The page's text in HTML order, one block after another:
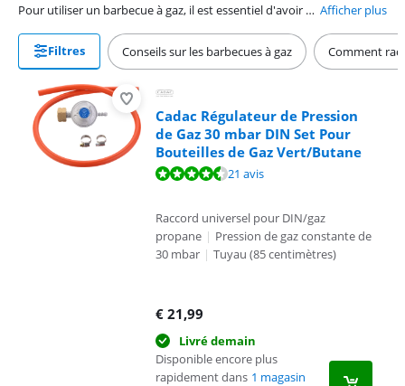
Pour utiliser un barbecue à gaz, il est essentiel d'avoir un bon régulateur de pression de gaz. Dans la plupart des cas, il n'est pas livré avec l'appareil, donc nous conseillons de l'acheter à part. La plupart des régulateurs de pression sont universels et compatibles avec les bonbonnes de gaz standard. Afficher plus
Filtres Conseils sur les barbecues à gaz Comment
Cadac Régulateur de Pression
de Gaz 30 mbar DIN Set Pour
Bouteilles de Gaz Vert/Butane
La note est de 8,6 sur 10, basée sur 21 avis.21 avis
Raccord universel pour DIN/gaz
propane | Pression de gaz constante de
30 mbar | Tuyau (85 centimètres)
€ 21,99
Livré demain
Disponible encore plus
rapidement dans 1 magasin